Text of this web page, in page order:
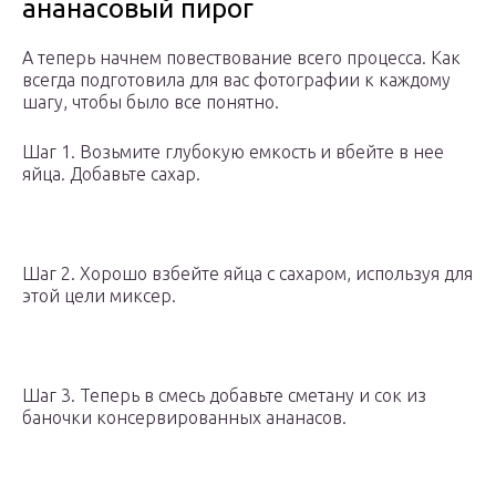
ананасовый пирог
А теперь начнем повествование всего процесса. Как
всегда подготовила для вас фотографии к каждому
шагу, чтобы было все понятно.
Шаг 1. Возьмите глубокую емкость и вбейте в нее
яйца. Добавьте сахар.
Шаг 2. Хорошо взбейте яйца с сахаром, используя для
этой цели миксер.
Шаг 3. Теперь в смесь добавьте сметану и сок из
баночки консервированных ананасов.